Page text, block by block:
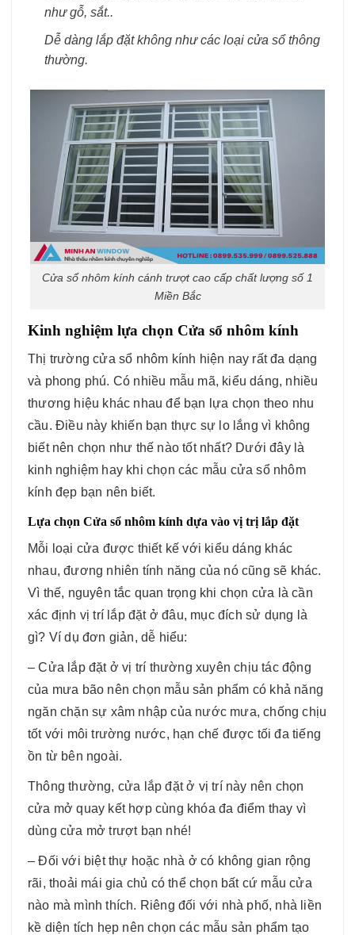
như gỗ, sắt..
Dễ dàng lắp đặt không như các loại cửa sổ thông
thường.
Cửa sổ nhôm kính cánh trượt cao cấp chất lượng số 1
Miền Bắc
Kinh nghiệm lựa chọn Cửa sổ nhôm kính
Thị trường cửa sổ nhôm kính hiện nay rất đa dạng
và phong phú. Có nhiều mẫu mã, kiểu dáng, nhiều
thương hiệu khác nhau để bạn lựa chọn theo nhu
cầu. Điều này khiến bạn thực sự lo lắng vì không
biết nên chọn như thế nào tốt nhất? Dưới đây là
kinh nghiệm hay khi chọn các mẫu cửa sổ nhôm
kính đẹp bạn nên biết.
Lựa chọn Cửa sổ nhôm kính dựa vào vị trị lắp đặt
Mỗi loại cửa được thiết kế với kiểu dáng khác
nhau, đương nhiên tính năng của nó cũng sẽ khác.
Vì thế, nguyên tắc quan trọng khi chọn cửa là cần
xác định vị trí lắp đặt ở đâu, mục đích sử dụng là
gì? Ví dụ đơn giản, dễ hiểu:
– Cửa lắp đặt ở vị trí thường xuyên chịu tác động
của mưa bão nên chọn mẫu sản phẩm có khả năng
ngăn chặn sự xâm nhập của nước mưa, chống chịu
tốt với môi trường nước, hạn chế được tối đa tiếng
ồn từ bên ngoài.
Thông thường, cửa lắp đặt ở vị trí này nên chọn
cửa mở quay kết hợp cùng khóa đa điểm thay vì
dùng cửa mở trượt bạn nhé!
– Đối với biệt thự hoặc nhà ở có không gian rộng
rãi, thoải mái gia chủ có thể chọn bất cứ mẫu cửa
nào mà mình thích. Riêng đối với nhà phố, nhà liền
kề diện tích hẹp nên chọn các mẫu sản phẩm tạo